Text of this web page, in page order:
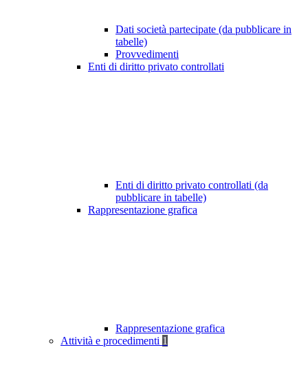
Dati società partecipate (da pubblicare in
tabelle)
Provvedimenti
Enti di diritto privato controllati
Enti di diritto privato controllati (da
pubblicare in tabelle)
Rappresentazione grafica
Rappresentazione grafica
Attività e procedimenti 1